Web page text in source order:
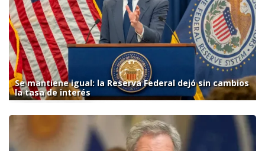
Se mantiene igual: la Reserva Federal dejó sin cambios
la tasa de interés